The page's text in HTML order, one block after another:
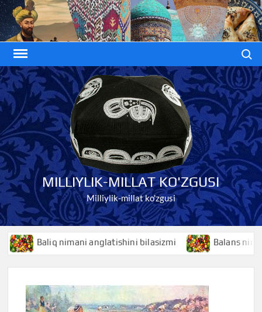
Skip
to
content
MILLIYLIK-MILLAT KO'ZGUSI
Milliylik-millat ko'zgusi
Baliq nimani anglatishini bilasizmi Balans nimani